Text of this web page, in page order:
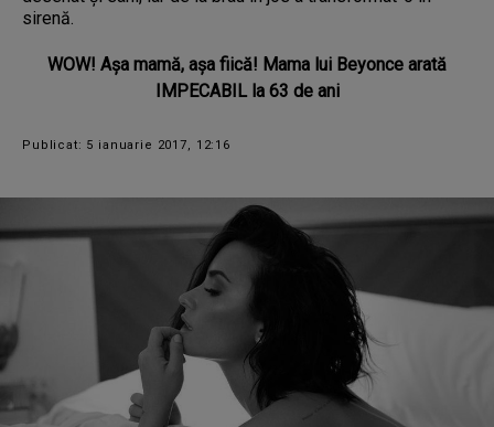
sirenă.
WOW! Așa mamă, așa fiică! Mama lui Beyonce arată
IMPECABIL la 63 de ani
Publicat: 5 ianuarie 2017, 12:16